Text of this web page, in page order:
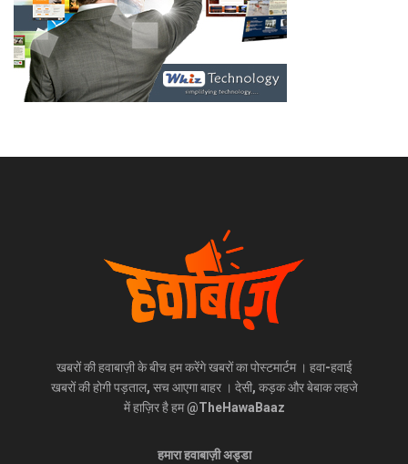
खबरों की हवाबाज़ी के बीच हम करेंगे खबरों का पोस्टमार्टम । हवा-हवाई
खबरों की होगी पड़ताल, सच आएगा बाहर । देसी, कड़क और बेबाक लहजे
में हाज़िर है हम @TheHawaBaaz
हमारा हवाबाज़ी अड्डा